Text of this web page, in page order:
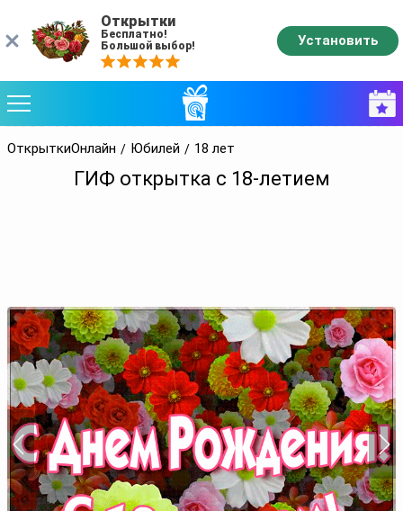
ОткрыткиОнлайн Юбилей 18 лет
ГИФ открытка с 18-летием
Открытки
Бесплатно!
Большой выбор!
Установить